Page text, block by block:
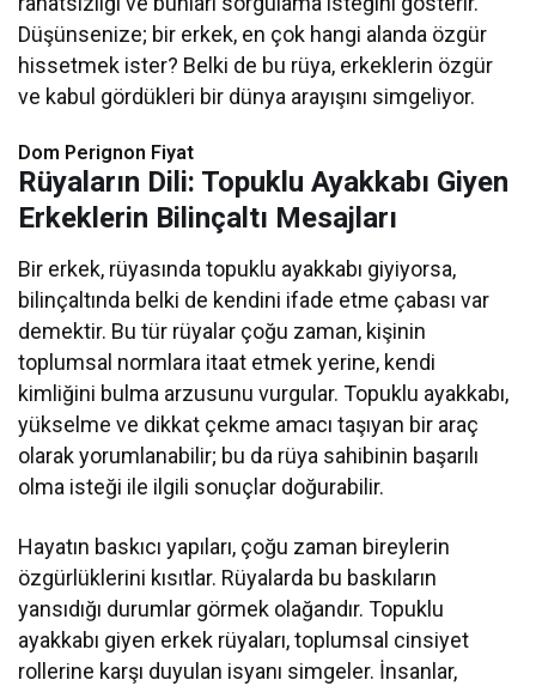
Düşünsenize; bir erkek, en çok hangi alanda özgür
hissetmek ister? Belki de bu rüya, erkeklerin özgür
ve kabul gördükleri bir dünya arayışını simgeliyor.
Dom Perignon Fiyat
Rüyaların Dili: Topuklu Ayakkabı Giyen
Erkeklerin Bilinçaltı Mesajları
Bir erkek, rüyasında topuklu ayakkabı giyiyorsa,
bilinçaltında belki de kendini ifade etme çabası var
demektir. Bu tür rüyalar çoğu zaman, kişinin
toplumsal normlara itaat etmek yerine, kendi
kimliğini bulma arzusunu vurgular. Topuklu ayakkabı,
yükselme ve dikkat çekme amacı taşıyan bir araç
olarak yorumlanabilir; bu da rüya sahibinin başarılı
olma isteği ile ilgili sonuçlar doğurabilir.
Hayatın baskıcı yapıları, çoğu zaman bireylerin
özgürlüklerini kısıtlar. Rüyalarda bu baskıların
yansıdığı durumlar görmek olağandır. Topuklu
ayakkabı giyen erkek rüyaları, toplumsal cinsiyet
rollerine karşı duyulan isyanı simgeler. İnsanlar,